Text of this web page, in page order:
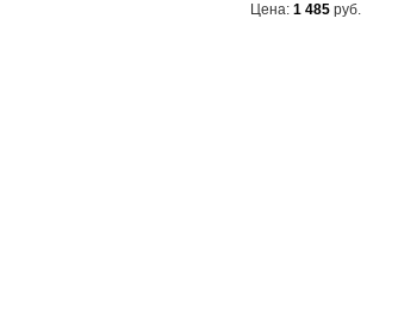
Цена: 1 485 руб.